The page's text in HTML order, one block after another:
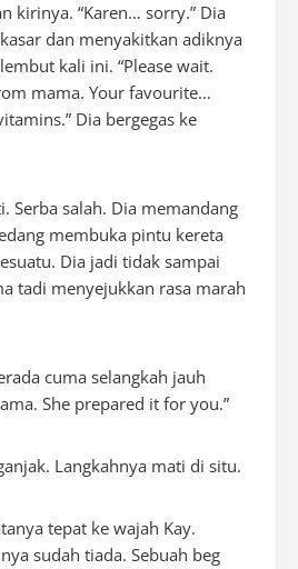
kirinya. “Karen… sorry.” Dia
dan menyakitkan adiknya
kali ini. “Please wait.
mama. Your favourite…
Dia bergegas ke
Serba salah. Dia memandang
membuka pintu kereta
Dia jadi tidak sampai
tadi menyejukkan rasa marah
cuma selangkah jauh
She prepared it for you.”
Langkahnya mati di situ.
tepat ke wajah Kay.
sudah tiada. Sebuah beg